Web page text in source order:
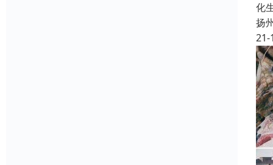
化
扬
21-